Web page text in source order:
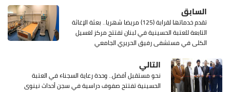
السابق
تقدم خدماتها لقرابة (125) مريضا شهريا.. بعثة الإغاثة
التابعة للعتبة الحسينية في لبنان تفتتح مركز لغسيل
الكلى في مستشفى رفيق الحريري الجامعي
التالي
نحو مستقبل أفضل.. وحدة رعاية السجناء في العتبة
الحسينية تفتتح صفوف دراسية في سجن أحداث نينوى